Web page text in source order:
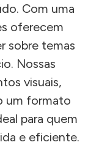
Com uma
oferecem
sobre temas
Nossas
visuais,
um formato
para quem
e eficiente.